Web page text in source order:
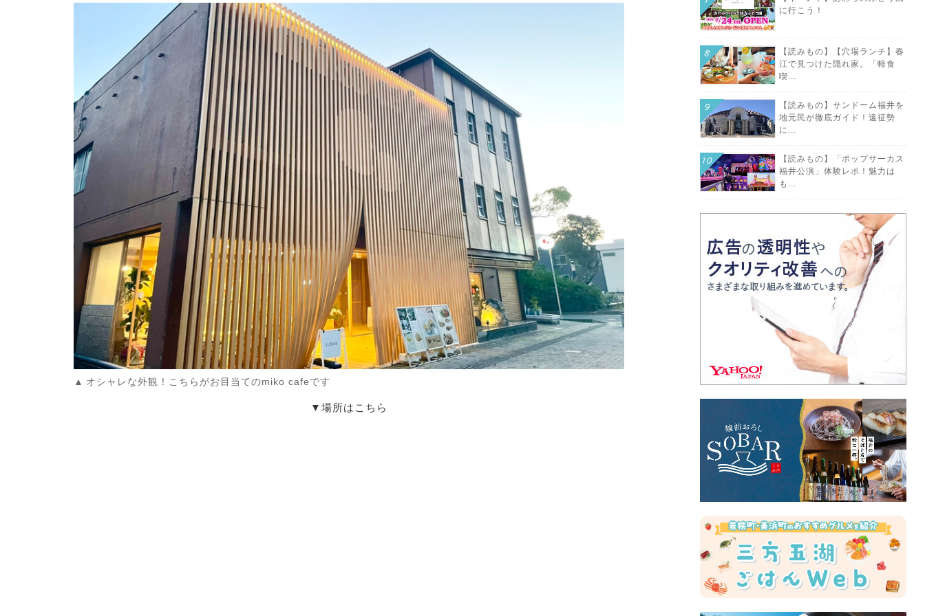
オシャレな外観！こちらがお目当てのmiko cafeです
▼場所はこちら
に行こう！
【読みもの】【穴場ランチ】春
江で見つけた隠れ家。「軽食
喫...
【読みもの】サンドーム福井を
地元民が徹底ガイド！遠征勢
に...
【読みもの】「ポップサーカス
福井公演」体験レポ！魅力は
も...